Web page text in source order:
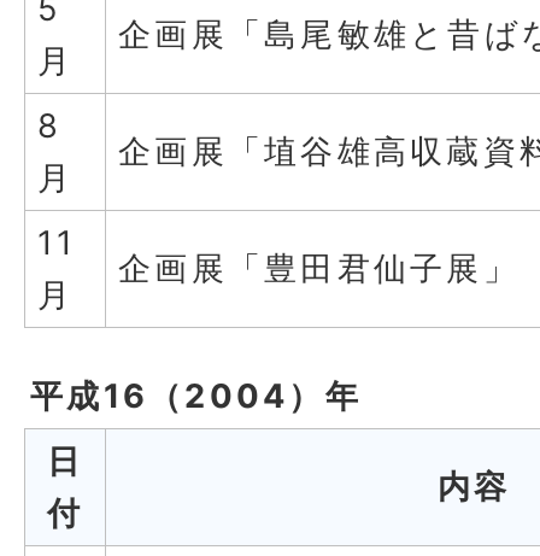
5
月
企画展「島尾敏雄と昔ば
8
月
企画展「埴谷雄高収蔵資
11
月
企画展「豊田君仙子展」
平成16（2004）年
日
付
内容